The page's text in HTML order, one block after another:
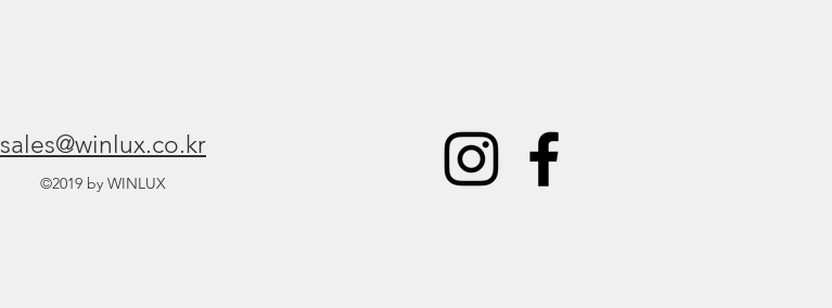
sales@winlux.co.kr
©2019 by WINLUX